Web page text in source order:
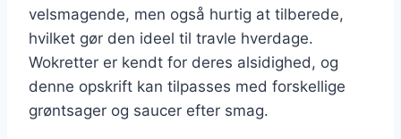
velsmagende, men også hurtig at tilberede,
hvilket gør den ideel til travle hverdage.
Wokretter er kendt for deres alsidighed, og
denne opskrift kan tilpasses med forskellige
grøntsager og saucer efter smag.